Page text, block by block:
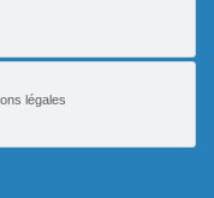
légales